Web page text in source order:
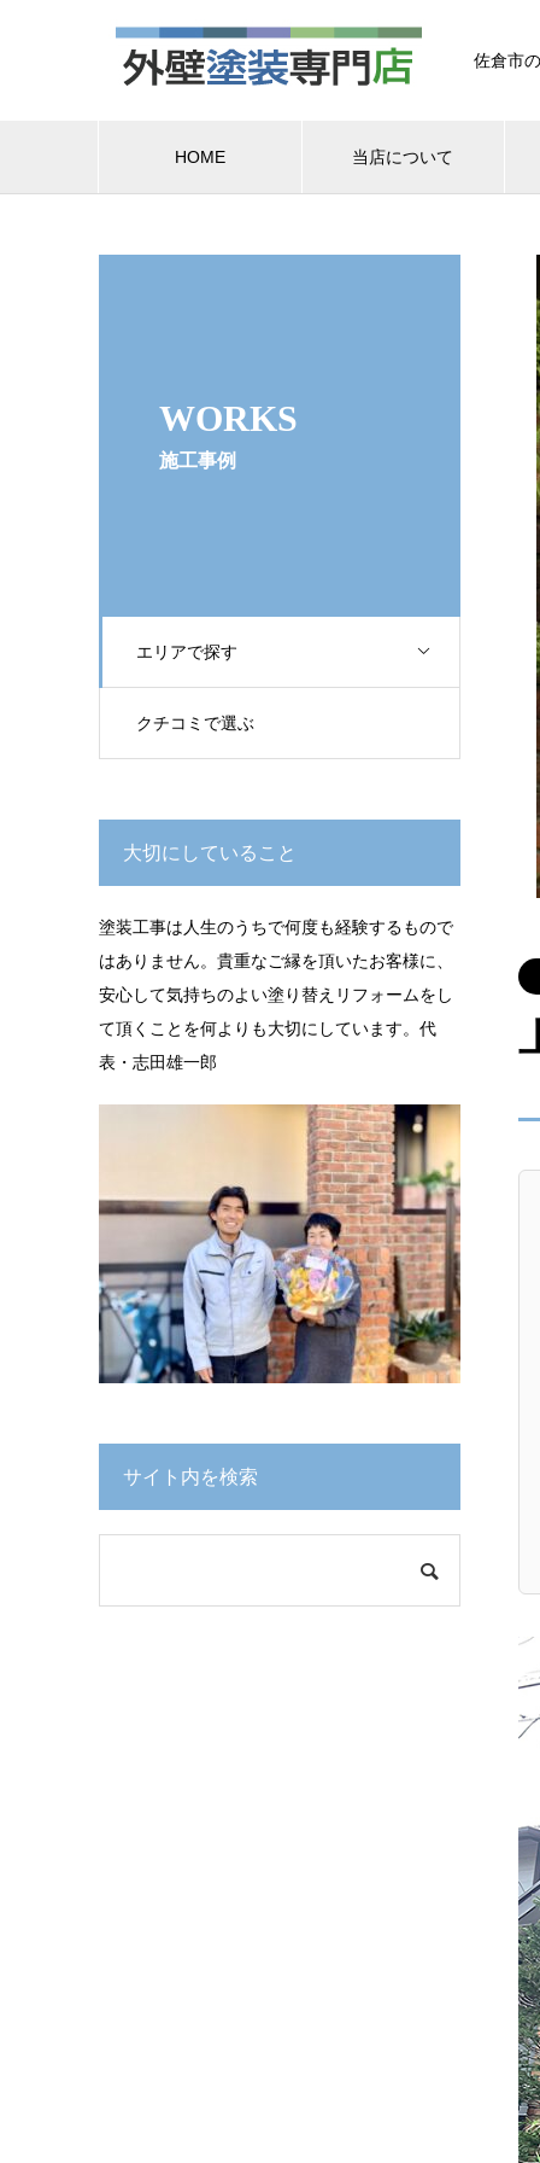
佐倉市
HOME 当店について
WORKS
施工事例
エリアで探す
クチコミで選ぶ
大切にしていること
塗装工事は人生のうちで何度も経験するもので
はありません。貴重なご縁を頂いたお客様に、
安心して気持ちのよい塗り替えリフォームをし
て頂くことを何よりも大切にしています。代
表・志田雄一郎
サイト内を検索